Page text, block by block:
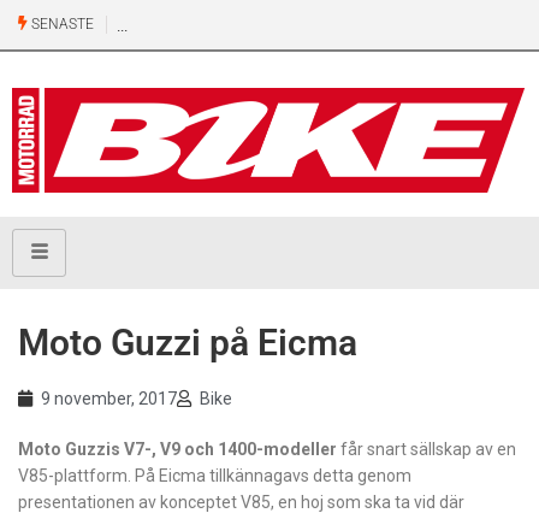
SENASTE
Moto Guzzi på Eicma
9 november, 2017 Bike
Moto Guzzis V7-, V9 och 1400-modeller får snart sällskap av en
V85-plattform. På Eicma tillkännagavs detta genom
presentationen av konceptet V85, en hoj som ska ta vid där